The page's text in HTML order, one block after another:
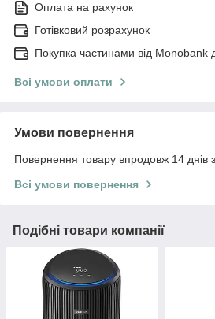
Оплата на рахунок
Готівковий розрахунок
Покупка частинами від Monobank
Всі умови оплати
Умови повернення
Повернення товару впродовж 14 днів
Всі умови повернення
Подібні товари компанії